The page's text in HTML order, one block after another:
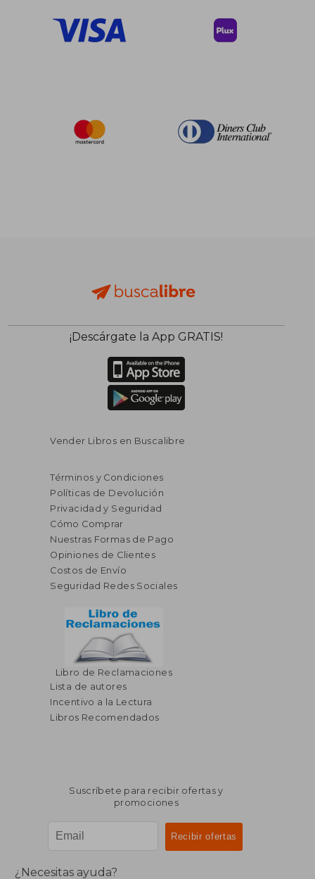
¡Descárgate la App GRATIS!
Vender Libros en Buscalibre
Términos y Condiciones
Políticas de Devolución
Privacidad y Seguridad
Cómo Comprar
Nuestras Formas de Pago
Opiniones de Clientes
Costos de Envío
Seguridad Redes Sociales
Libro de Reclamaciones
Lista de autores
Incentivo a la Lectura
Libros Recomendados
Suscríbete para recibir ofertas y
promociones
¿Necesitas ayuda?